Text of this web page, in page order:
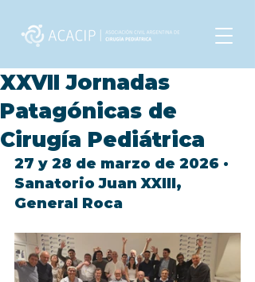
XXVII Jornadas
Patagónicas de
Cirugía Pediátrica
27 y 28 de marzo de 2026 ·
Sanatorio Juan XXIII,
General Roca